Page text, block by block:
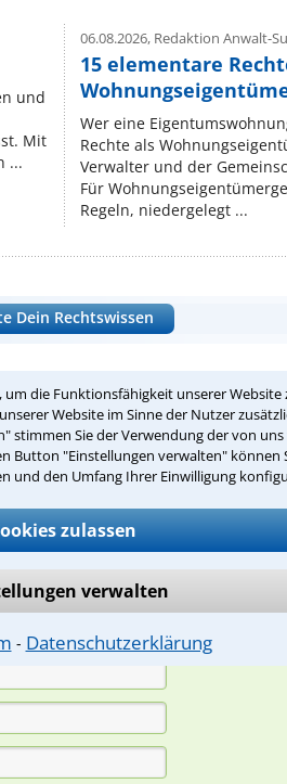
die Funktionsfähigkeit unserer Website
Website im Sinne der Nutzer
stimmen Sie der Verwendung der von
Button "Einstellungen verwalten" können
und den Umfang Ihrer Einwilligung
zulassen
verwalten
⁃ Datenschutzerklärung
und
Mit
...
06.08.2026,Redaktion Anwalt-
15 elementare
Wer eine
Rechte als
Verwalter und der
Für
Regeln, niedergelegt ...
Dein Rechtswissen
spezialisierte Rechtsanwälte bei
ist für Sie kostenlos.